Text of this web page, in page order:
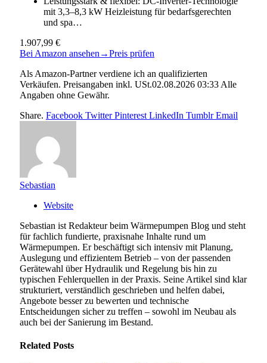
mit 3,3–8,3 kW Heizleistung für bedarfsgerechten
und spa…
1.907,99 €
Bei Amazon ansehen →Preis prüfen
Als Amazon-Partner verdiene ich an qualifizierten
Verkäufen. Preisangaben inkl. USt.02.08.2026 03:33 Alle
Angaben ohne Gewähr.
Share. Facebook Twitter Pinterest LinkedIn Tumblr Email
Sebastian
Website
Sebastian ist Redakteur beim Wärmepumpen Blog und steht
für fachlich fundierte, praxisnahe Inhalte rund um
Wärmepumpen. Er beschäftigt sich intensiv mit Planung,
Auslegung und effizientem Betrieb – von der passenden
Gerätewahl über Hydraulik und Regelung bis hin zu
typischen Fehlerquellen in der Praxis. Seine Artikel sind klar
strukturiert, verständlich geschrieben und helfen dabei,
Angebote besser zu bewerten und technische
Entscheidungen sicher zu treffen – sowohl im Neubau als
auch bei der Sanierung im Bestand.
Related Posts